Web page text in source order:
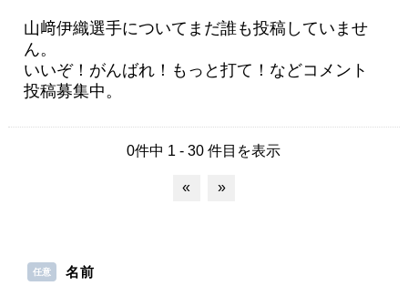
山﨑伊織選手についてまだ誰も投稿していませ
ん。
いいぞ！がんばれ！もっと打て！などコメント
投稿募集中。
0件中 1 - 30 件目を表示
« »
任意 名前